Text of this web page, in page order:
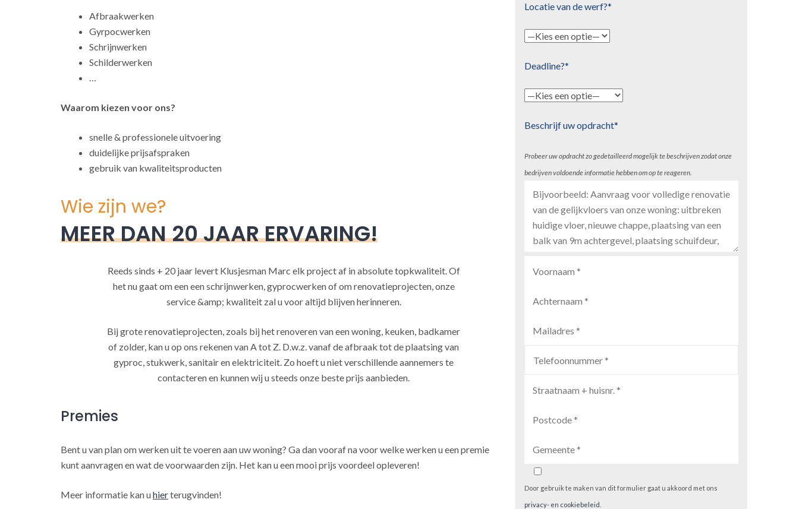
Afbraakwerken
Gyrpocwerken
Schrijnwerken
Schilderwerken
Waarom kiezen voor ons?
snelle & professionele uitvoering
duidelijke prijsafspraken
gebruik van kwaliteitsproducten
Wie zijn we?
MEER DAN 20 JAAR ERVARING!
Reeds sinds + 20 jaar levert Klusjesman Marc elk project af in absolute topkwaliteit. Of
het nu gaat om een een schrijnwerken, gyprocwerken of om renovatieprojecten, onze
service &amp; kwaliteit zal u voor altijd blijven herinneren.
Bij grote renovatieprojecten, zoals bij het renoveren van een woning, keuken, badkamer
of zolder, kan u op ons rekenen van A tot Z. D.w.z. vanaf de afbraak tot de plaatsing van
gyproc, stukwerk, sanitair en elektriciteit. Zo hoeft u niet verschillende aannemers te
contacteren en kunnen wij u steeds onze beste prijs aanbieden.
Premies
Bent u van plan om werken uit te voeren aan uw woning? Ga dan vooraf na voor welke werken u een premie
kunt aanvragen en wat de voorwaarden zijn. Het kan u een mooi prijs voordeel opleveren!
Meer informatie kan uhierterugvinden!
Locatie van de werf?*
Deadline?*
Beschrijf uw opdracht*
Probeer uw opdracht zo gedetailleerd mogelijk te beschrijven zodat onze
bedrijven voldoende informatie hebben om op te reageren.
Door gebruik te maken van dit formulier gaat u akkoord met ons
privacy- en cookiebeleid